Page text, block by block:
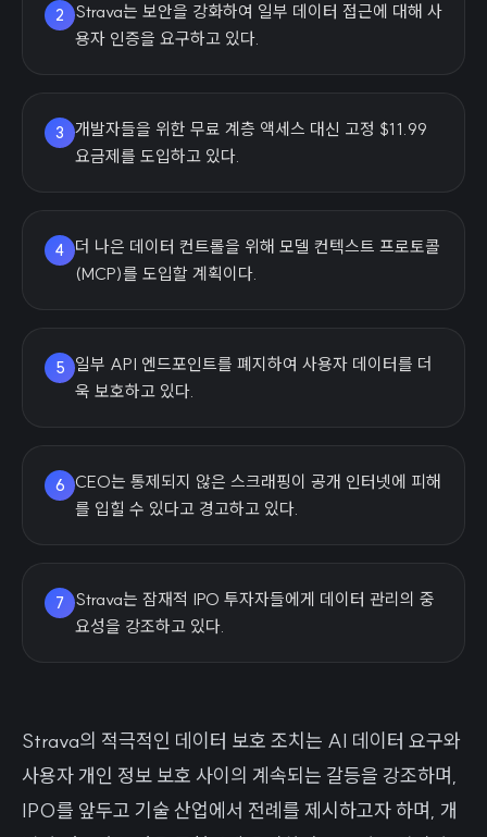
2
Strava는 보안을 강화하여 일부 데이터 접근에 대해 사
용자 인증을 요구하고 있다.
3
개발자들을 위한 무료 계층 액세스 대신 고정 $11.99
요금제를 도입하고 있다.
4
더 나은 데이터 컨트롤을 위해 모델 컨텍스트 프로토콜
(MCP)를 도입할 계획이다.
5
일부 API 엔드포인트를 폐지하여 사용자 데이터를 더
욱 보호하고 있다.
6
CEO는 통제되지 않은 스크래핑이 공개 인터넷에 피해
를 입힐 수 있다고 경고하고 있다.
7
Strava는 잠재적 IPO 투자자들에게 데이터 관리의 중
요성을 강조하고 있다.
Strava의 적극적인 데이터 보호 조치는 AI 데이터 요구와
사용자 개인 정보 보호 사이의 계속되는 갈등을 강조하며,
IPO를 앞두고 기술 산업에서 전례를 제시하고자 하며, 개